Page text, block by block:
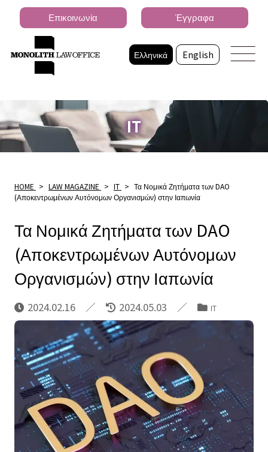
Ελληνικά English
Επικοινωνία Έγγραφα
IT
HOME > LAW MAGAZINE > IT > Τα Νομικά Ζητήματα των DAO
(Αποκεντρωμένων Αυτόνομων Οργανισμών) στην Ιαπωνία
Τα Νομικά Ζητήματα των DAO
(Αποκεντρωμένων Αυτόνομων
Οργανισμών) στην Ιαπωνία
2024.02.16 2024.05.03 IT